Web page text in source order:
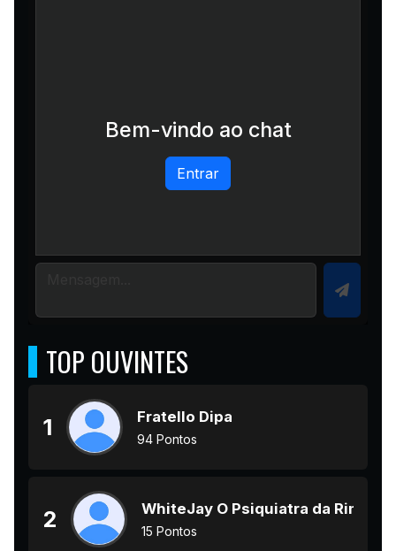
Bem-vindo ao chat
Entrar
TOP OUVINTES
1 Fratello Dipa
94 Pontos
2 WhiteJay O Psiquiatra da Rima
15 Pontos